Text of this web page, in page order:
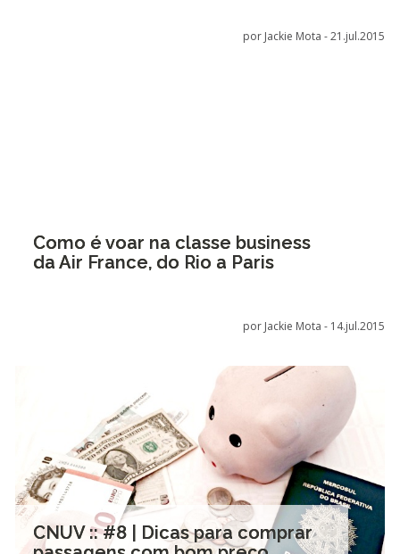
por Jackie Mota -21.jul.2015
Como é voar na classe business
da Air France, do Rio a Paris
por Jackie Mota - 14.jul.2015
CNUV :: #8 | Dicas para comprar